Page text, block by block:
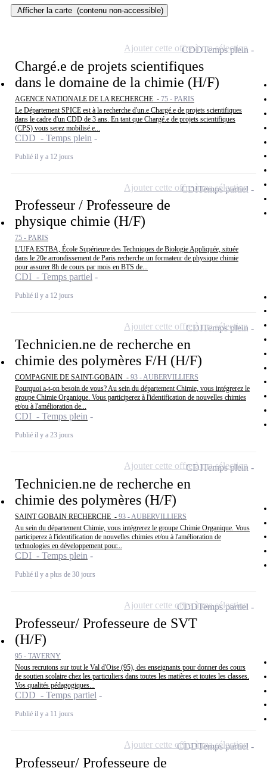
Afficher la carte (contenu non-accessible)
Chargé.e de projets scientifiques
dans le domaine de la chimie (H/F)
AGENCE NATIONALE DE LA RECHERCHE - 75 - PARIS
Le Département SPICE est à la recherche d'un.e Chargé.e de projets scientifiques
dans le cadre d'un CDD de 3 ans. En tant que Chargé.e de projets scientifiques
(CPS) vous serez mobilisé.e...
CDD - Temps plein
Publié il y a 12 jours
CDDTemps plein
Ajouter cette offre à ma sélection
Professeur / Professeure de
physique chimie (H/F)
75 - PARIS
L'UFA ESTBA, École Supérieure des Techniques de Biologie Appliquée, située
dans le 20e arrondissement de Paris recherche un formateur de physique chimie
pour assurer 8h de cours par mois en BTS de...
CDI - Temps partiel
Publié il y a 12 jours
CDITemps partiel
Ajouter cette offre à ma sélection
Technicien.ne de recherche en
chimie des polymères F/H (H/F)
COMPAGNIE DE SAINT-GOBAIN - 93 - AUBERVILLIERS
Pourquoi a-t-on besoin de vous? Au sein du département Chimie, vous intégrerez le
groupe Chimie Organique. Vous participerez à l'identification de nouvelles chimies
et/ou à l'amélioration de...
CDI - Temps plein
Publié il y a 23 jours
CDITemps plein
Ajouter cette offre à ma sélection
Technicien.ne de recherche en
chimie des polymères (H/F)
SAINT GOBAIN RECHERCHE - 93 - AUBERVILLIERS
Au sein du département Chimie, vous intégrerez le groupe Chimie Organique. Vous
participerez à l'identification de nouvelles chimies et/ou à l'amélioration de
technologies en développement pour...
CDI - Temps plein
Publié il y a plus de 30 jours
CDITemps plein
Ajouter cette offre à ma sélection
Professeur/ Professeure de SVT
(H/F)
95 - TAVERNY
Nous recrutons sur tout le Val d'Oise (95), des enseignants pour donner des cours
de soutien scolaire chez les particuliers dans toutes les matières et toutes les classes.
Vos qualités pédagogiques...
CDD - Temps partiel
Publié il y a 11 jours
CDDTemps partiel
Ajouter cette offre à ma sélection
Professeur/ Professeure de
CDDTemps partiel
Ajouter cette offre à ma sélection